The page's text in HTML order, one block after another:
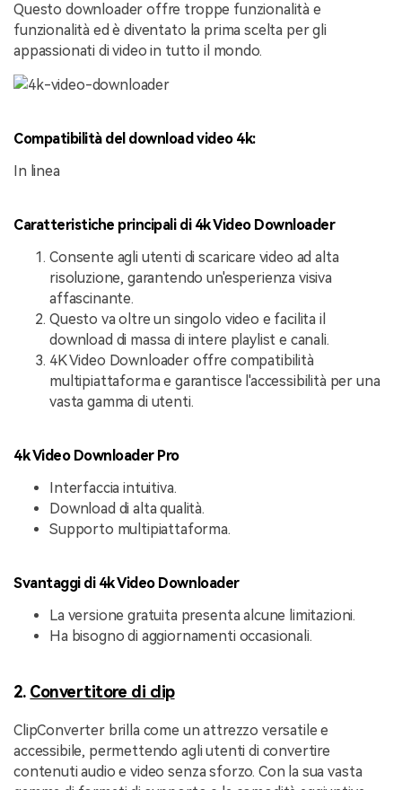
Questo downloader offre troppe funzionalità e
funzionalità ed è diventato la prima scelta per gli
appassionati di video in tutto il mondo.
Compatibilità del download video 4k:
In linea
Caratteristiche principali di 4k Video Downloader
Consente agli utenti di scaricare video ad alta
risoluzione, garantendo un'esperienza visiva
affascinante.
Questo va oltre un singolo video e facilita il
download di massa di intere playlist e canali.
4K Video Downloader offre compatibilità
multipiattaforma e garantisce l'accessibilità per una
vasta gamma di utenti.
4k Video Downloader Pro
Interfaccia intuitiva.
Download di alta qualità.
Supporto multipiattaforma.
Svantaggi di 4k Video Downloader
La versione gratuita presenta alcune limitazioni.
Ha bisogno di aggiornamenti occasionali.
2. Convertitore di clip
ClipConverter brilla come un attrezzo versatile e
accessibile, permettendo agli utenti di convertire
contenuti audio e video senza sforzo. Con la sua vasta